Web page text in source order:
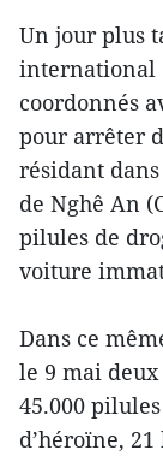
Un jour plus
international
coordonnés
pour arrêter
résidant
de Nghê An
pilules de
voiture
Dans ce
le 9 mai
45.000
d’héroïne,